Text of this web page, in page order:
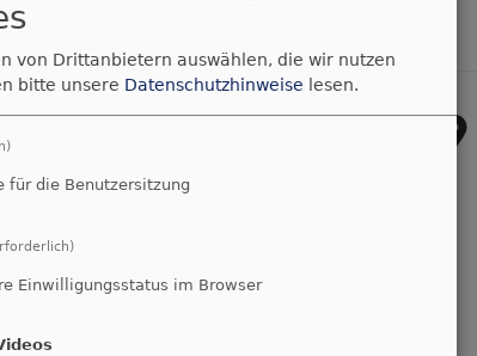
19 Uhr
mit
KINO
Gasthaus Wiedemann "Zur Sonne"
von Drittanbietern auswählen, die wir nutzen
bitte unsere Datenschutzhinweise lesen.
für die Benutzersitzung
Einwilligungsstatus im Browser